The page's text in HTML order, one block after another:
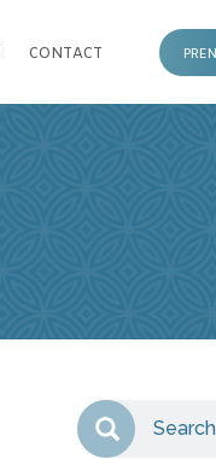
CONTACT